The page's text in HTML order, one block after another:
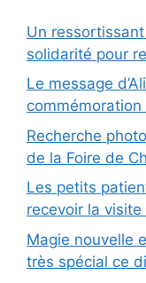
Un
solidarité pour
Le message
commémoration
Recherche
de la Foire de
Les petits
recevoir la
Magie nouvelle
très spécial ce